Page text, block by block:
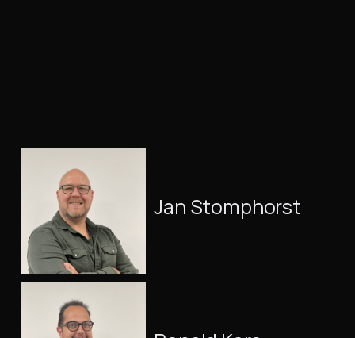
Jan Stomphorst